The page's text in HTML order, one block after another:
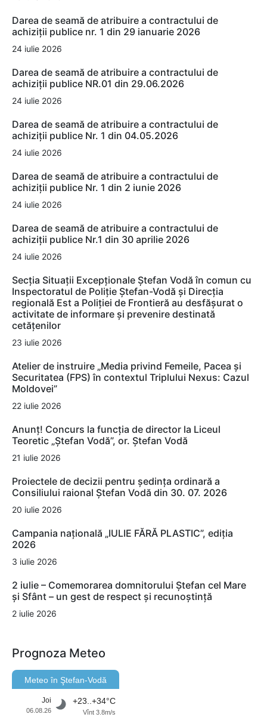
Darea de seamă de atribuire a contractului de
achiziții publice nr. 1 din 29 ianuarie 2026
24 iulie 2026
Darea de seamă de atribuire a contractului de
achiziții publice NR.01 din 29.06.2026
24 iulie 2026
Darea de seamă de atribuire a contractului de
achiziții publice Nr. 1 din 04.05.2026
24 iulie 2026
Darea de seamă de atribuire a contractului de
achiziții publice Nr. 1 din 2 iunie 2026
24 iulie 2026
Darea de seamă de atribuire a contractului de
achiziții publice Nr.1 din 30 aprilie 2026
24 iulie 2026
Secția Situații Excepționale Ștefan Vodă în comun cu
Inspectoratul de Poliție Ștefan-Vodă și Direcția
regională Est a Poliției de Frontieră au desfășurat o
activitate de informare și prevenire destinată
cetățenilor
23 iulie 2026
Atelier de instruire „Media privind Femeile, Pacea și
Securitatea (FPS) în contextul Triplului Nexus: Cazul
Moldovei”
22 iulie 2026
Anunț! Concurs la funcția de director la Liceul
Teoretic „Ștefan Vodă”, or. Ștefan Vodă
21 iulie 2026
Proiectele de decizii pentru ședința ordinară a
Consiliului raional Ștefan Vodă din 30. 07. 2026
20 iulie 2026
Campania națională „IULIE FĂRĂ PLASTIC”, ediția
2026
3 iulie 2026
2 iulie – Comemorarea domnitorului Ștefan cel Mare
și Sfânt – un gest de respect și recunoștință
2 iulie 2026
Prognoza Meteo
Meteo în Ştefan-Vodă
Joi
06.08.26
+23..+34°C
Vînt 3.8m/s